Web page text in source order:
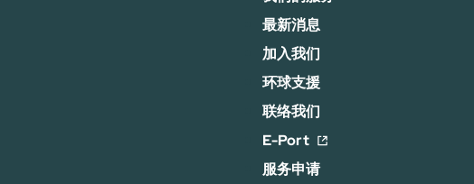
最新消息
加入我们
环球支援
联络我们
E-Port
服务申请